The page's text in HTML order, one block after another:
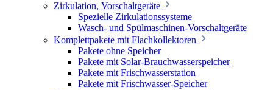
Zirkulation, Vorschaltgeräte
Spezielle Zirkulationssysteme
Wasch- und Spülmaschinen-Vorschaltgeräte
Komplettpakete mit Flachkollektoren
Pakete ohne Speicher
Pakete mit Solar-Brauchwasserspeicher
Pakete mit Frischwasserstation
Pakete mit Frischwasser-Speicher